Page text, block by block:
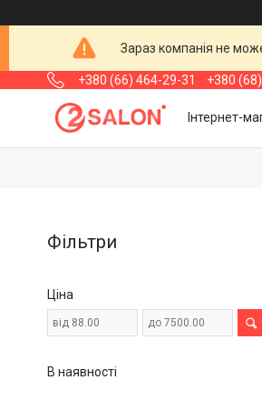
Зараз компанія не
+380 (66) 464-29-31 +380
Інтернет-
Фільтри
Ціна
В наявності